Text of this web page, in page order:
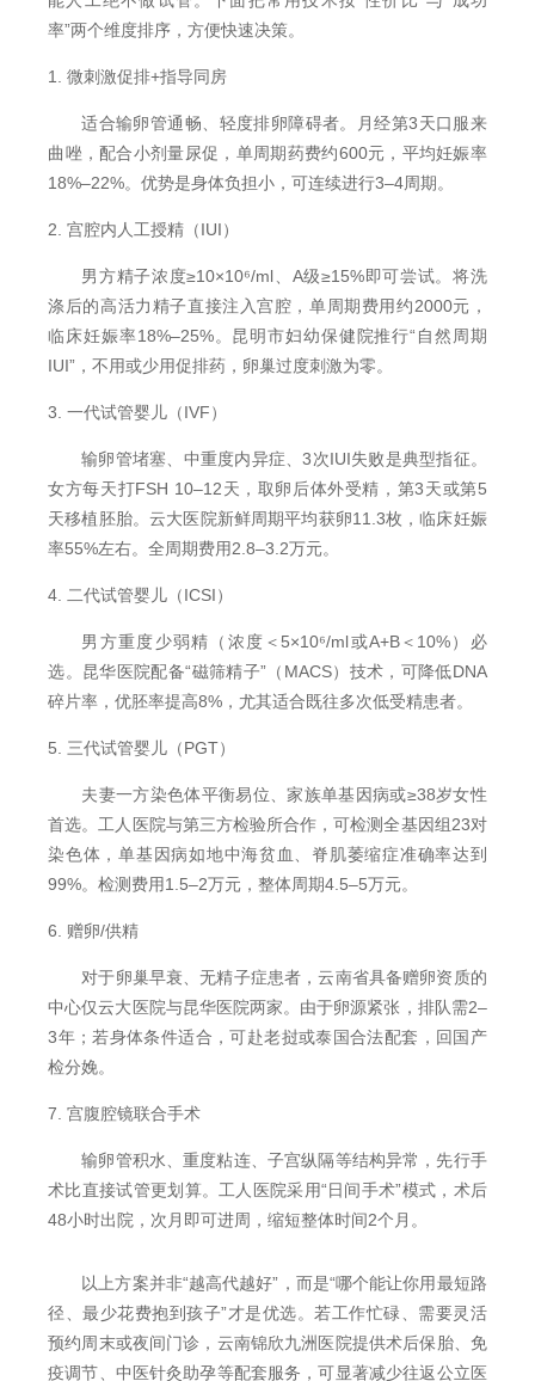
率”两个维度排序，方便快速决策。
1. 微刺激促排+指导同房
适合输卵管通畅、轻度排卵障碍者。月经第3天口服来
曲唑，配合小剂量尿促，单周期药费约600元，平均妊娠率
18%–22%。优势是身体负担小，可连续进行3–4周期。
2. 宫腔内人工授精（IUI）
男方精子浓度≥10×10⁶/ml、A级≥15%即可尝试。将洗
涤后的高活力精子直接注入宫腔，单周期费用约2000元，
临床妊娠率18%–25%。昆明市妇幼保健院推行“自然周期
IUI”，不用或少用促排药，卵巢过度刺激为零。
3. 一代试管婴儿（IVF）
输卵管堵塞、中重度内异症、3次IUI失败是典型指征。
女方每天打FSH 10–12天，取卵后体外受精，第3天或第5
天移植胚胎。云大医院新鲜周期平均获卵11.3枚，临床妊娠
率55%左右。全周期费用2.8–3.2万元。
4. 二代试管婴儿（ICSI）
男方重度少弱精（浓度＜5×10⁶/ml或A+B＜10%）必
选。昆华医院配备“磁筛精子”（MACS）技术，可降低DNA
碎片率，优胚率提高8%，尤其适合既往多次低受精患者。
5. 三代试管婴儿（PGT）
夫妻一方染色体平衡易位、家族单基因病或≥38岁女性
首选。工人医院与第三方检验所合作，可检测全基因组23对
染色体，单基因病如地中海贫血、脊肌萎缩症准确率达到
99%。检测费用1.5–2万元，整体周期4.5–5万元。
6. 赠卵/供精
对于卵巢早衰、无精子症患者，云南省具备赠卵资质的
中心仅云大医院与昆华医院两家。由于卵源紧张，排队需2–
3年；若身体条件适合，可赴老挝或泰国合法配套，回国产
检分娩。
7. 宫腹腔镜联合手术
输卵管积水、重度粘连、子宫纵隔等结构异常，先行手
术比直接试管更划算。工人医院采用“日间手术”模式，术后
48小时出院，次月即可进周，缩短整体时间2个月。
以上方案并非“越高代越好”，而是“哪个能让你用最短路
径、最少花费抱到孩子”才是优选。若工作忙碌、需要灵活
预约周末或夜间门诊，云南锦欣九洲医院提供术后保胎、免
疫调节、中医针灸助孕等配套服务，可显著减少往返公立医